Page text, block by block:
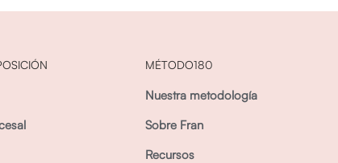
MÉTODO180
Nuestra metodología
Sobre Fran
Recursos